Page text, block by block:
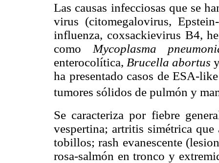
Las causas infecciosas que se
virus (citomegalovirus,
influenza, coxsackievirus B4,
como Mycoplasma
enterocolítica, Brucella abortus
ha presentado casos de ESA-
tumores sólidos de pulmón y
Se caracteriza por fiebre
vespertina; artritis simétrica
tobillos; rash evanescente
rosa-salmón en tronco y